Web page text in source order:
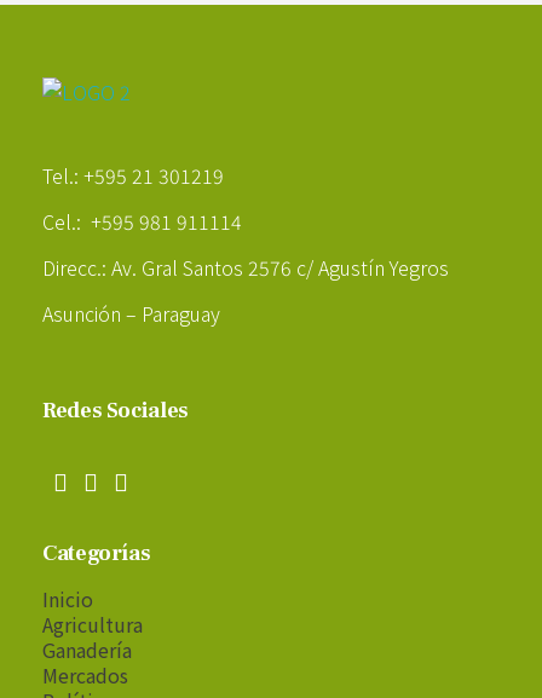
Tel.: +595 21 301219
Cel.: +595 981 911114
Direcc.: Av. Gral Santos 2576 c/ Agustín Yegros
Asunción – Paraguay
Redes Sociales
Categorías
Inicio
Agricultura
Ganadería
Mercados